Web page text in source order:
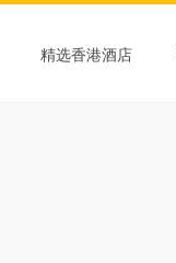
精选香港酒店